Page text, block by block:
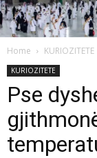
Home KURIOZITETE
KURIOZITETE
Pse